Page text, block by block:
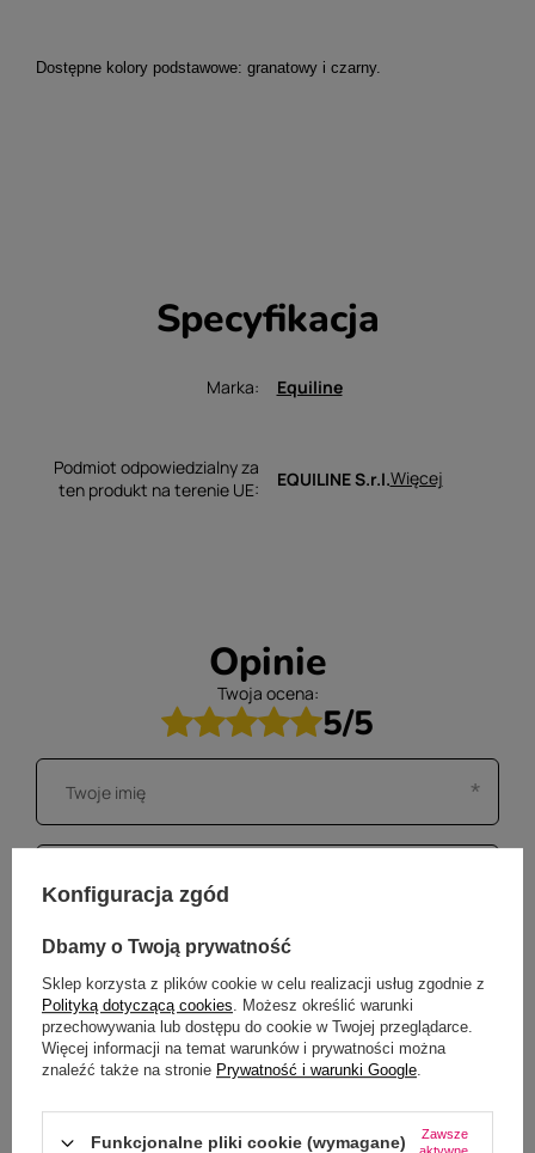
Dostępne kolory podstawowe: granatowy i czarny.
Specyfikacja
Marka Equiline
Podmiot odpowiedzialny za
ten produkt na terenie UE
EQUILINE S.r.l.Więcej
Opinie
Twoja ocena:
5/5
Konfiguracja zgód
Dbamy o Twoją prywatność
Sklep korzysta z plików cookie w celu realizacji usług zgodnie z
Polityką dotyczącą cookies. Możesz określić warunki
przechowywania lub dostępu do cookie w Twojej przeglądarce.
Więcej informacji na temat warunków i prywatności można
znaleźć także na stronie Prywatność i warunki Google.
Funkcjonalne pliki cookie (wymagane)
Zawsze